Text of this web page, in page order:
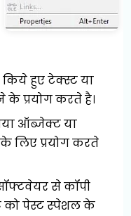
हुए टेक्स्ट या
के प्रयोग करते है।
ऑब्जेक्ट या
लिए प्रयोग करते
से कॉपी
को पेस्ट स्पेशल के